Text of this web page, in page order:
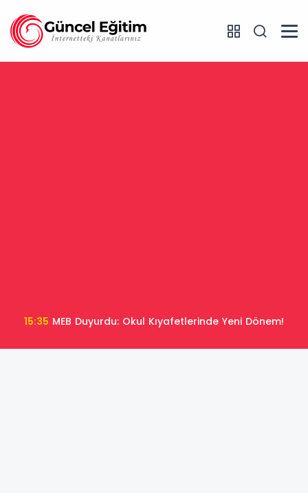
15:35 MEB Duyurdu: Okul Kıyafetlerinde Yeni Dönem!